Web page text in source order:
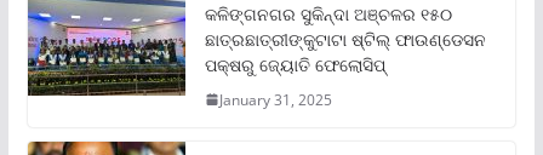
କଳିଙ୍ଗନଗର ସୁକିନ୍ଦା ଅଞ୍ଚଳର ୧୫୦
ଛାତ୍ରଛାତ୍ରୀଙ୍କୁଟାଟା ଷ୍ଟିଲ୍ ଫାଉଣ୍ଡେସନ
ପକ୍ଷରୁ ଜ୍ୟୋତି ଫେଲୋସିପ୍‌
January 31, 2025